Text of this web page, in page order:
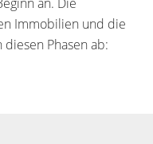
Immobilien und die
Phasen ab: